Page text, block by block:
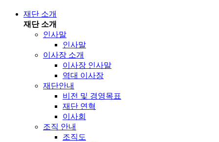
재단 소개
재단 소개
인사말
인사말
이사장 소개
이사장 인사말
역대 이사장
재단안내
비전 및 경영목표
재단 연혁
이사회
조직 안내
조직도